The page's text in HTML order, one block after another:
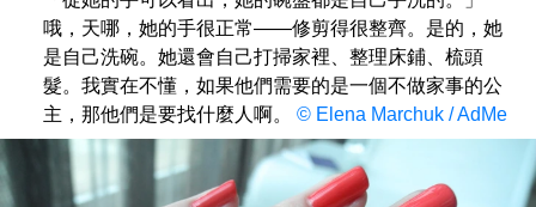
哦，天哪，她的手很正常——修剪得很整齊。是的，她
是自己洗碗。她還會自己打掃家裡、整理床鋪、梳頭
髮。我實在不懂，如果他們需要的是一個不做家事的公
主，那他們是要找什麼人啊。 © Elena Marchuk / AdMe